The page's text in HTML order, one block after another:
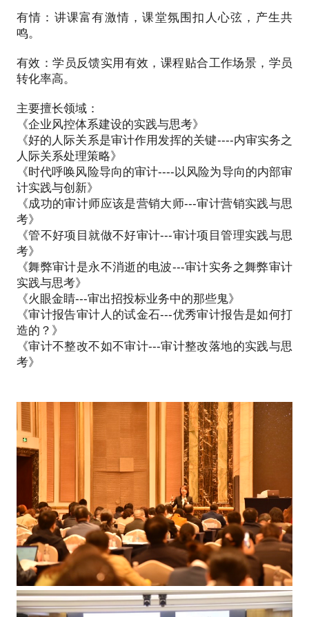
作。
创，干货满满，已有600多篇文章发表，每一篇文章
都有情，每一秒陪伴都是爱。
.....
我的Tittle：
1.风控、审计实务咨询师
近十多年来利用业余时间多次受邀为中国内审协会、
国家会计学院、浙江大学、浙江工商大学、浙江省内
审协会、辽宁省内审协会、河南省内审协会、浙江工
商联、中国兵器集团、中国电网集团、中国电建集
团、中国兵器集团、郑州市党政工机关等进行风控、
审计等专业咨询服务。
2.内审实务专家。
二十余年内部审计实务工作，深知内审工作对促进组
织目标实现的路径；对大型企业集团内部审计工作规
划、项目管理、团队管理等运筹帷幄；对经济责任审
计、PM等专项审计了然于胸，任何审计项目的开展均
能为组织增加价值。
3.风控、审计职业规划师
能以自身经历结合理论为审计工作者提供专业的职业
规划辅导，帮助你实现个人理想。
有情：讲课富有激情，课堂氛围扣人心弦，产生共
鸣。
有效：学员反馈实用有效，课程贴合工作场景，学员
转化率高。
主要擅长领域：
《企业风控体系建设的实践与思考》
《好的人际关系是审计作用发挥的关键----内审实务之
人际关系处理策略》
《时代呼唤风险导向的审计----以风险为导向的内部审
计实践与创新》
《成功的审计师应该是营销大师---审计营销实践与思
考》
《管不好项目就做不好审计---审计项目管理实践与思
考》
《舞弊审计是永不消逝的电波---审计实务之舞弊审计
实践与思考》
《火眼金睛---审出招投标业务中的那些鬼》
《审计报告审计人的试金石---优秀审计报告是如何打
造的？》
《审计不整改不如不审计---审计整改落地的实践与思
考》